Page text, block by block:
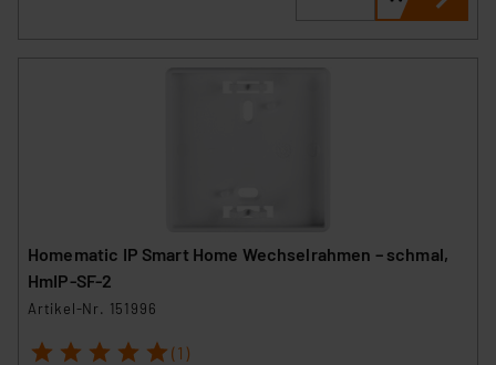
Homematic IP Smart Home Wechselrahmen – schmal,
HmIP-SF-2
Artikel-Nr. 151996
1 2 3 4 5 (1)